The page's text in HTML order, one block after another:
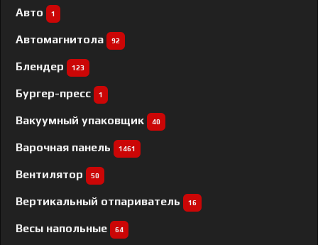
Авто 1
Автомагнитола 92
Блендер 123
Бургер-пресс 1
Вакуумный упаковщик 40
Варочная панель 1461
Вентилятор 50
Вертикальный отпариватель 16
Весы напольные 64